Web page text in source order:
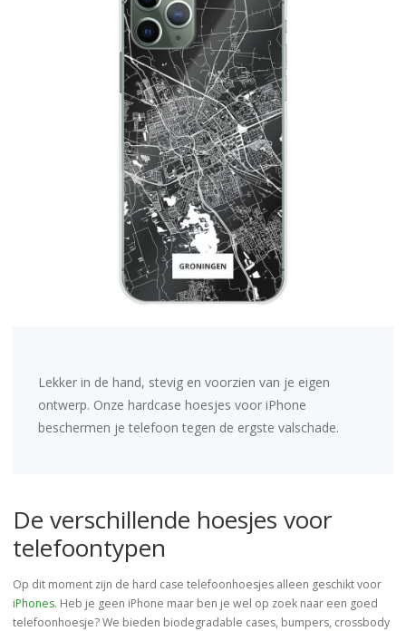
Lekker in de hand, stevig en voorzien van je eigen
ontwerp. Onze hardcase hoesjes voor iPhone
beschermen je telefoon tegen de ergste valschade.
De verschillende hoesjes voor
telefoontypen
Op dit moment zijn de hard case telefoonhoesjes alleen geschikt voor
iPhones. Heb je geen iPhone maar ben je wel op zoek naar een goed
telefoonhoesje? We bieden biodegradable cases, bumpers, crossbody